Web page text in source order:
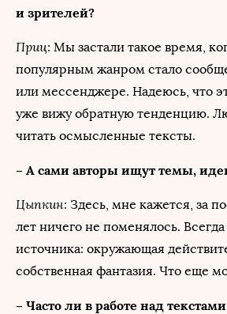
и зрителей?
Приц: Мы застали такое время,
популярным жанром стало
или мессенджере. Надеюсь, что
уже вижу обратную тенденцию.
читать осмысленные тексты.
– А сами авторы ищут темы,
Цыпкин: Здесь, мне кажется, за
лет ничего не поменялось. Всегда
источника: окружающая
собственная фантазия. Что еще
– Часто ли в работе над